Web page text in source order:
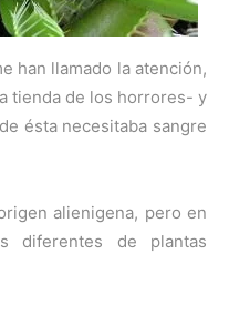
han llamado la atención,
tienda de los horrores- y
ésta necesitaba sangre
alienigena, pero en
diferentes de plantas